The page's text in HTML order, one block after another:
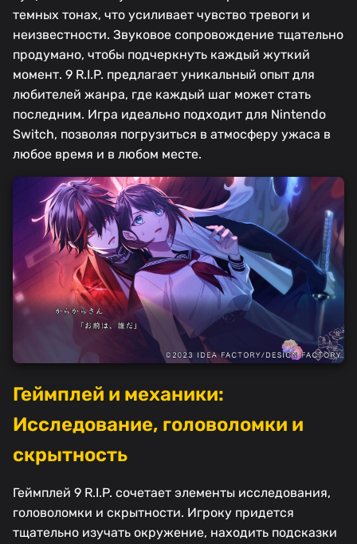
темных тонах, что усиливает чувство тревоги и
неизвестности. Звуковое сопровождение тщательно
продумано, чтобы подчеркнуть каждый жуткий
момент. 9 R.I.P. предлагает уникальный опыт для
любителей жанра, где каждый шаг может стать
последним. Игра идеально подходит для Nintendo
Switch, позволяя погрузиться в атмосферу ужаса в
любое время и в любом месте.
Геймплей и механики:
Исследование, головоломки и
скрытность
Геймплей 9 R.I.P. сочетает элементы исследования,
головоломки и скрытности. Игроку придется
тщательно изучать окружение, находить подсказки